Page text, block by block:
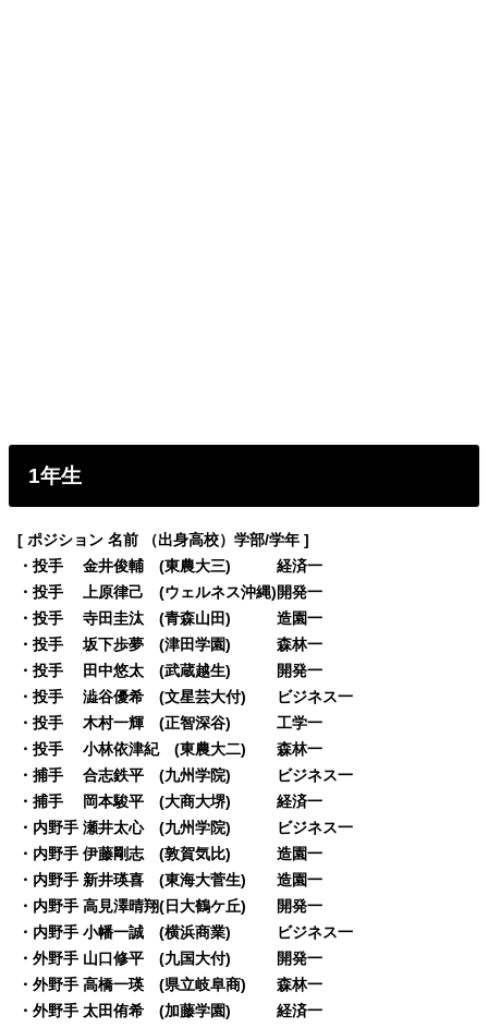
1年生
[ ポジション 名前 （出身高校）学部/学年 ]
・投手 金井俊輔 (東農大三) 経済一
・投手 上原律己 (ウェルネス沖縄)開発一
・投手 寺田圭汰 (青森山田) 造園一
・投手 坂下歩夢 (津田学園) 森林一
・投手 田中悠太 (武蔵越生) 開発一
・投手 澁谷優希 (文星芸大付) ビジネス一
・投手 木村一輝 (正智深谷) 工学一
・投手 小林依津紀 (東農大二) 森林一
・捕手 合志鉄平 (九州学院) ビジネス一
・捕手 岡本駿平 (大商大堺) 経済一
・内野手 瀬井太心 (九州学院) ビジネス一
・内野手 伊藤剛志 (敦賀気比) 造園一
・内野手 新井瑛喜 (東海大菅生) 造園一
・内野手 高見澤晴翔(日大鶴ケ丘) 開発一
・内野手 小幡一誠 (横浜商業) ビジネス一
・外野手 山口修平 (九国大付) 開発一
・外野手 高橋一瑛 (県立岐阜商) 森林一
・外野手 太田侑希 (加藤学園) 経済一